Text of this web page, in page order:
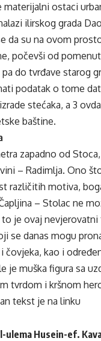
materijalni ostaci
ilirskog grada
da su na ovom
počevši od
do tvrđave starog
podatak o tome
stećaka, a 3
baštine.
zapadno od
– Radimlja. Ono
različitih motiva,
– Stolac ne
to je ovaj
se danas mogu
čovjeka, kao i
je muška figura sa
tvrdom i kršnom
tekst je na linku
ulema Husein-ef.